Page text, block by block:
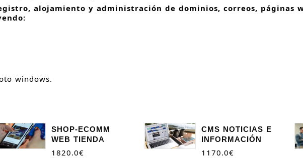
alojamiento y administración de dominios, correos, páginas
windows.
SHOP-ECOMM
WEB TIENDA
1820.0€
CMS NOTICIAS E
INFORMACIÓN
1170.0€